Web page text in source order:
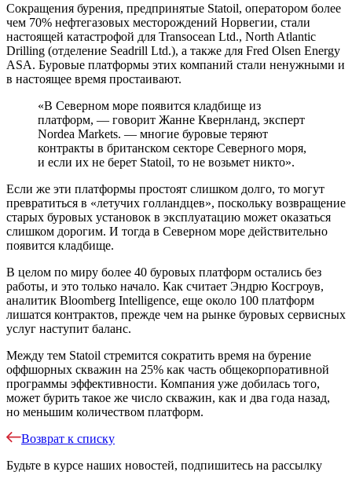
Сокращения бурения, предпринятые Statoil, оператором более
чем 70% нефтегазовых месторождений Норвегии, стали
настоящей катастрофой для Transocean Ltd., North Atlantic
Drilling (отделение Seadrill Ltd.), а также для Fred Olsen Energy
ASA. Буровые платформы этих компаний стали ненужными и
в настоящее время простаивают.
«В Северном море появится кладбище из
платформ, — говорит Жанне Квернланд, эксперт
Nordea Markets. — многие буровые теряют
контракты в британском секторе Северного моря,
и если их не берет Statoil, то не возьмет никто».
Если же эти платформы простоят слишком долго, то могут
превратиться в «летучих голландцев», поскольку возвращение
старых буровых установок в эксплуатацию может оказаться
слишком дорогим. И тогда в Северном море действительно
появится кладбище.
В целом по миру более 40 буровых платформ остались без
работы, и это только начало. Как считает Эндрю Косгроув,
аналитик Bloomberg Intelligence, еще около 100 платформ
лишатся контрактов, прежде чем на рынке буровых сервисных
услуг наступит баланс.
Между тем Statoil стремится сократить время на бурение
оффшорных скважин на 25% как часть общекорпоративной
программы эффективности. Компания уже добилась того,
может бурить такое же число скважин, как и два года назад,
но меньшим количеством платформ.
Возврат к списку
Будьте в курсе наших новостей, подпишитесь на рассылку